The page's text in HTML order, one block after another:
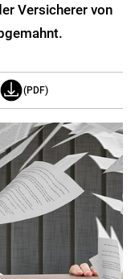
Versicherer von
(PDF)